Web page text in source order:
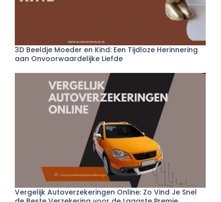
3D Beeldje Moeder en Kind: Een Tijdloze Herinnering
aan Onvoorwaardelijke Liefde
Vergelijk Autoverzekeringen Online: Zo Vind Je Snel